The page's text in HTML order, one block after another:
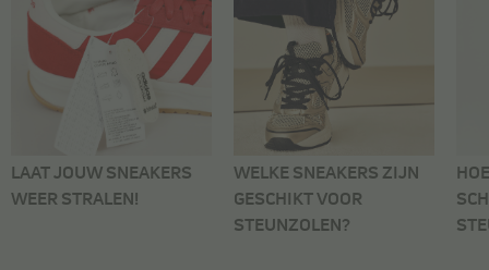
LAAT JOUW SNEAKERS
WEER STRALEN!
WELKE SNEAKERS ZIJN
GESCHIKT VOOR
STEUNZOLEN?